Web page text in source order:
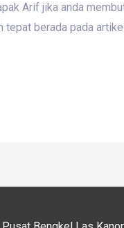
Arif jika anda
tepat berada pada